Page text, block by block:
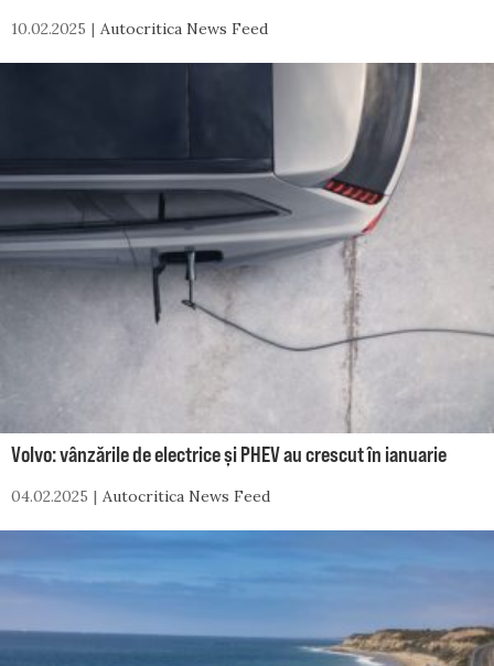
10.02.2025 Autocritica News Feed
Volvo: vânzările de electrice și PHEV au crescut în ianuarie
04.02.2025 Autocritica News Feed